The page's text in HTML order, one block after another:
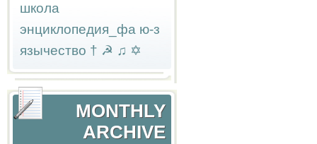
школа
энциклопедия_фа ю-з
язычество † ☭ ♫ ✡
MONTHLY
ARCHIVE